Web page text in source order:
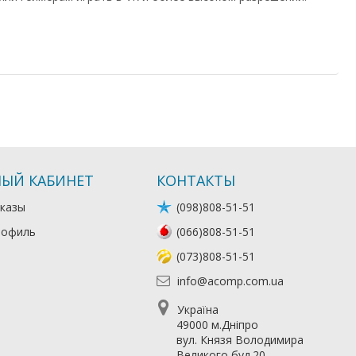
КАБИНЕТ КОНТАКТЫ
(098)808-51-51
(066)808-51-51
(073)808-51-51
info@acomp.com.ua
Україна
49000 м.Дніпро
вул. Князя Володимира